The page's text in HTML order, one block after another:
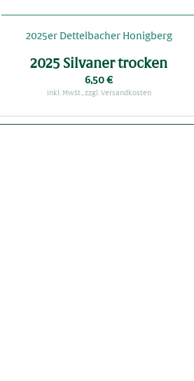
2025er Dettelbacher Honigberg
2025 Silvaner trocken
6,50€
inkl. MwSt., zzgl. Versandkosten